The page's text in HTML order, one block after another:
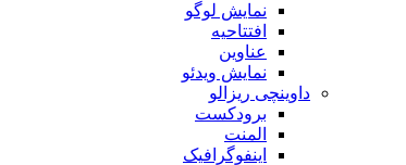
نمایش لوگو
افتتاحیه
عناوین
نمایش ویدئو
داوینچی ریزالو
برودکست
المنت
اینفوگرافیک